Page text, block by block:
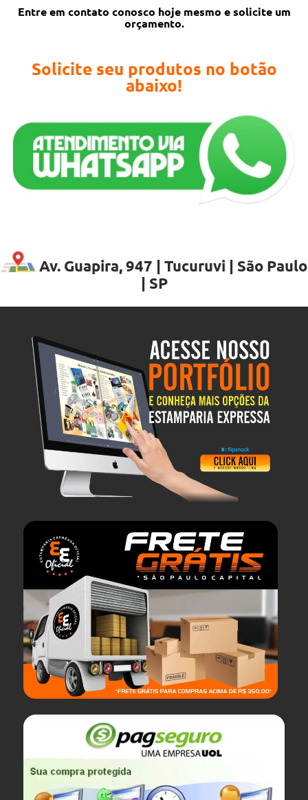
Entre em contato conosco hoje mesmo e solicite um
orçamento.
Solicite seu produtos no botão
abaixo!
Av. Guapira, 947 | Tucuruvi | São Paulo
| SP